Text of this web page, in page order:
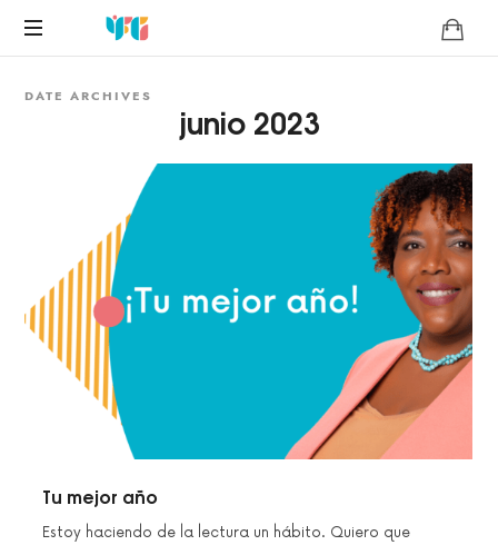
Yessicca
Consultores
DATE ARCHIVES
junio 2023
Tu mejor año
Estoy haciendo de la lectura un hábito. Quiero que